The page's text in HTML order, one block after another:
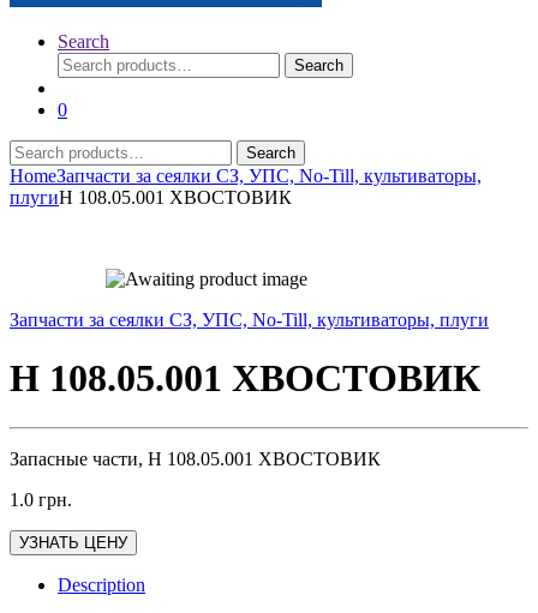
Search
Search
for:
Search
0
Search
for:
Search
HomeЗапчасти за сеялки СЗ, УПС, No-Till, культиваторы,
плугиН 108.05.001 ХВОСТОВИК
Запчасти за сеялки СЗ, УПС, No-Till, культиваторы, плуги
Н 108.05.001 ХВОСТОВИК
Запасные части, Н 108.05.001 ХВОСТОВИК
1.0 грн.
УЗНАТЬ ЦЕНУ
Description